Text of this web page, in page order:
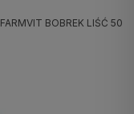
FARMVIT BOBREK LIŚĆ 50G